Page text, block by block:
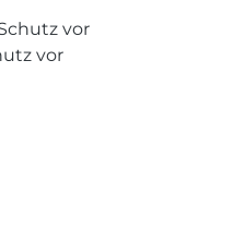
vor
vor